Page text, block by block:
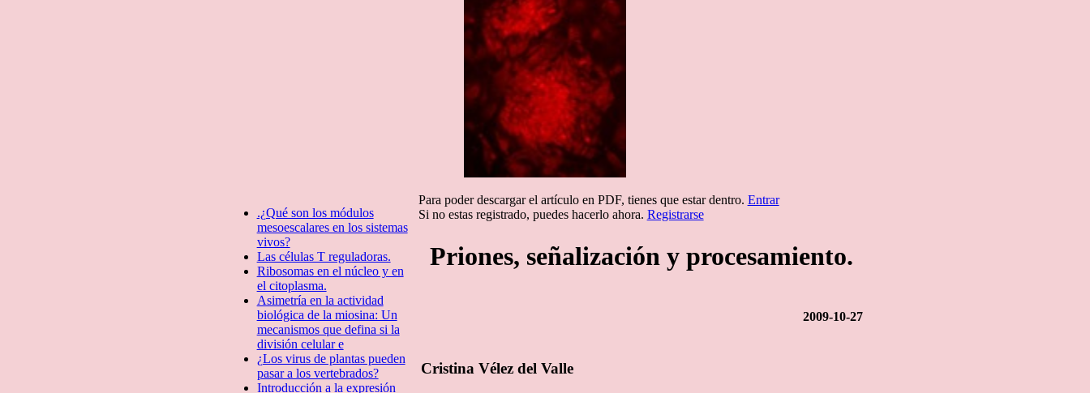
.¿Qué son los módulos
mesoescalares en los sistemas
vivos?
Las células T reguladoras.
Ribosomas en el núcleo y en
el citoplasma.
Asimetría en la actividad
biológica de la miosina: Un
mecanismos que defina si la
división celular e
¿Los virus de plantas pueden
pasar a los vertebrados?
Introducción a la expresión
Para poder descargar el artículo en PDF, tienes que estar dentro. Entrar
Si no estas registrado, puedes hacerlo ahora. Registrarse
Priones, señalización y procesamiento.
2009-10-27
Cristina Vélez del Valle